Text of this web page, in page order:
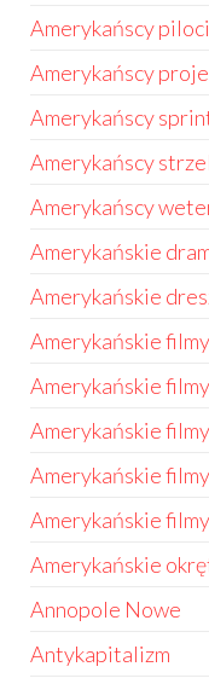
Amerykańscy piloci
Amerykańscy
Amerykańscy
Amerykańscy
Amerykańscy
Amerykańskie
Amerykańskie
Amerykańskie
Amerykańskie
Amerykańskie
Amerykańskie
Amerykańskie
Amerykańskie
Annopole Nowe
Antykapitalizm